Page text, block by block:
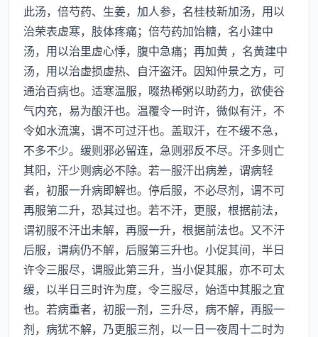
此汤，倍芍药、生姜，加人参，名桂枝新加汤，用以
治荣表虚寒，肢体疼痛；倍芍药加饴糖，名小建中
汤，用以治里虚心悸，腹中急痛；再加黄 ，名黄建中
汤，用以治虚损虚热、自汗盗汗。因知仲景之方，可
通治百病也。适寒温服，啜热稀粥以助药力，欲使谷
气内充，易为酿汗也。温覆令一时许，微似有汗，不
令如水流漓，谓不可过汗也。盖取汗，在不缓不急，
不多不少。缓则邪必留连，急则邪反不尽。汗多则亡
其阳，汗少则病必不除。若一服汗出病差，谓病轻
者，初服一升病即解也。停后服，不必尽剂，谓不可
再服第二升，恐其过也。若不汗，更服，根据前法，
谓初服不汗出未解，再服一升，根据前法也。又不汗
后服，谓病仍不解，后服第三升也。小促其间，半日
许令三服尽，谓服此第三升，当小促其服，亦不可太
缓，以半日三时许为度，令三服尽，始适中其服之宜
也。若病重者，初服一剂，三升尽，病不解，再服一
剂，病犹不解，乃更服三剂，以一日一夜周十二时为